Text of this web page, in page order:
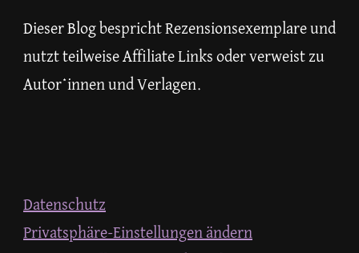
Dieser Blog bespricht Rezensionsexemplare und
nutzt teilweise Affiliate Links oder verweist zu
Autor*innen und Verlagen.
Datenschutz
Privatsphäre-Einstellungen ändern